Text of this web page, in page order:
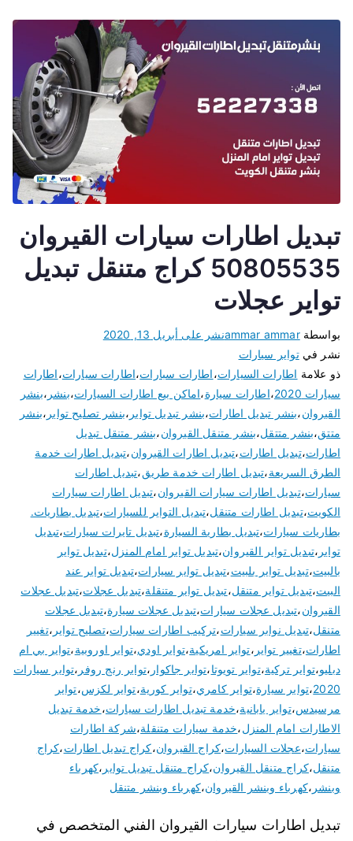
تبديل اطارات سيارات القيروان
50805535 كراج متنقل تبديل
تواير عجلات
بواسطةammar ammarنشر على أبريل 13, 2020
نشر فيتواير سيارات
ذو علامة اطارات السيارات،اطارات سبارات،اطارات سيارات،اطارات
سيارات 2020
،اطارات سيارة،اماكن بيع اطارات السيارات،بنشر ،بنشر
القيروان،بنشر تبديل اطارات،بنشر تبديل تواير ،بنشر تصليح تواير ،بنشر
متتق،بنشر متتقل،بنشر متنقل القيروان،بنشر متنقل تبديل
اطارات،تبديل اطارات،تبديل اطارات القيروان،تبديل اطارات خدمة
الطرق السريعة،تبديل اطارات خدمة طريق،تبديل اطارات
سيارات،تبديل اطارات سيارات القيروان،تبديل اطارات سيارات
الكويت،تبديل اطارات متنقل،تبديل التواير للسيارات،تبديل بطاريات.
بطاريات سيارات،تبديل بطارية السيارة،تبديل تايرات سيارات،تبديل
تواير ،تبديل تواير القيروان،تبديل تواير امام المنزل،تبديل تواير
بالبيت،تبديل تواير بلبيت،تبديل تواير سيارات،تبديل تواير عند
البيت،تبديل تواير متنقل،تبديل تواير متنقلة،تبديل عجلات،تبديل عجلات
القيروان،تبديل عجلات سيارات،تبديل عجلات سيارة،تبديل عجلات
متنقل،تبديل نوابر سيارات،تركيب اطارات سيارات،تصليح تواير ،تغيير
اطارات،تغيير تواير ،تواير امريكية،تواير اودي،تواير اوروبية،تواير بي ام
دبليو،تواير تركية،تواير تويوتا،تواير جاكوار ،تواير رنج روفر ،تواير سيارات
2020،تواير سيارة،تواير كامري،تواير كورية،تواير لكزس،تواير
مرسيدس،تواير يابانية،خدمة تبديل اطارات سيارات،خدمة تبديل
الاطارات امام المنزل،خدمة سيارات متنقلة،شركة اطارات
سيارات،عجلات السيارات،كراج القيروان،كراج تبديل اطارات،كراج
متنقل،كراج متنقل القيروان،كراج متنقل تبديل تواير ،كهرباء
وبنشر ،كهرباء وبنشر القيروان،كهرباء وبنشر متنقل
تبديل اطارات سيارات القيروان الفني المتخصص في